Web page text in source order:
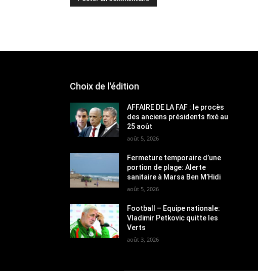
Choix de l'édition
AFFAIRE DE LA FAF : le procès
des anciens présidents fixé au
25 août
août 5, 2026
Fermeture temporaire d’une
portion de plage: Alerte
sanitaire à Marsa Ben M’Hidi
août 5, 2026
Football – Equipe nationale:
Vladimir Petkovic quitte les
Verts
août 3, 2026